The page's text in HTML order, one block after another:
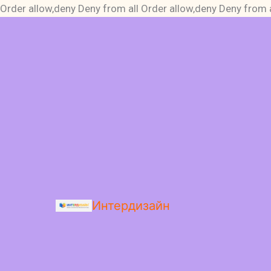
Order allow,deny Deny from all Order allow,deny Deny from
Интердизайн